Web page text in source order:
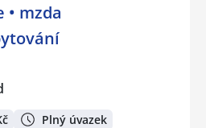
• mzda
Plný úvazek